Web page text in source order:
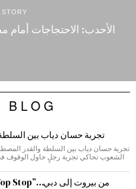
STORY
الأحدب: الاحتجاجات
BLOG
تجربة حسان دياب بين
تجربة حسان دياب بين السلطة والقدر
الشعوب تحاكي تجربة رجلٍ حاول الوقوف
من بيروت إلى دبي…”Top Stop” اللبنانية تقتحم المعارض الدولية